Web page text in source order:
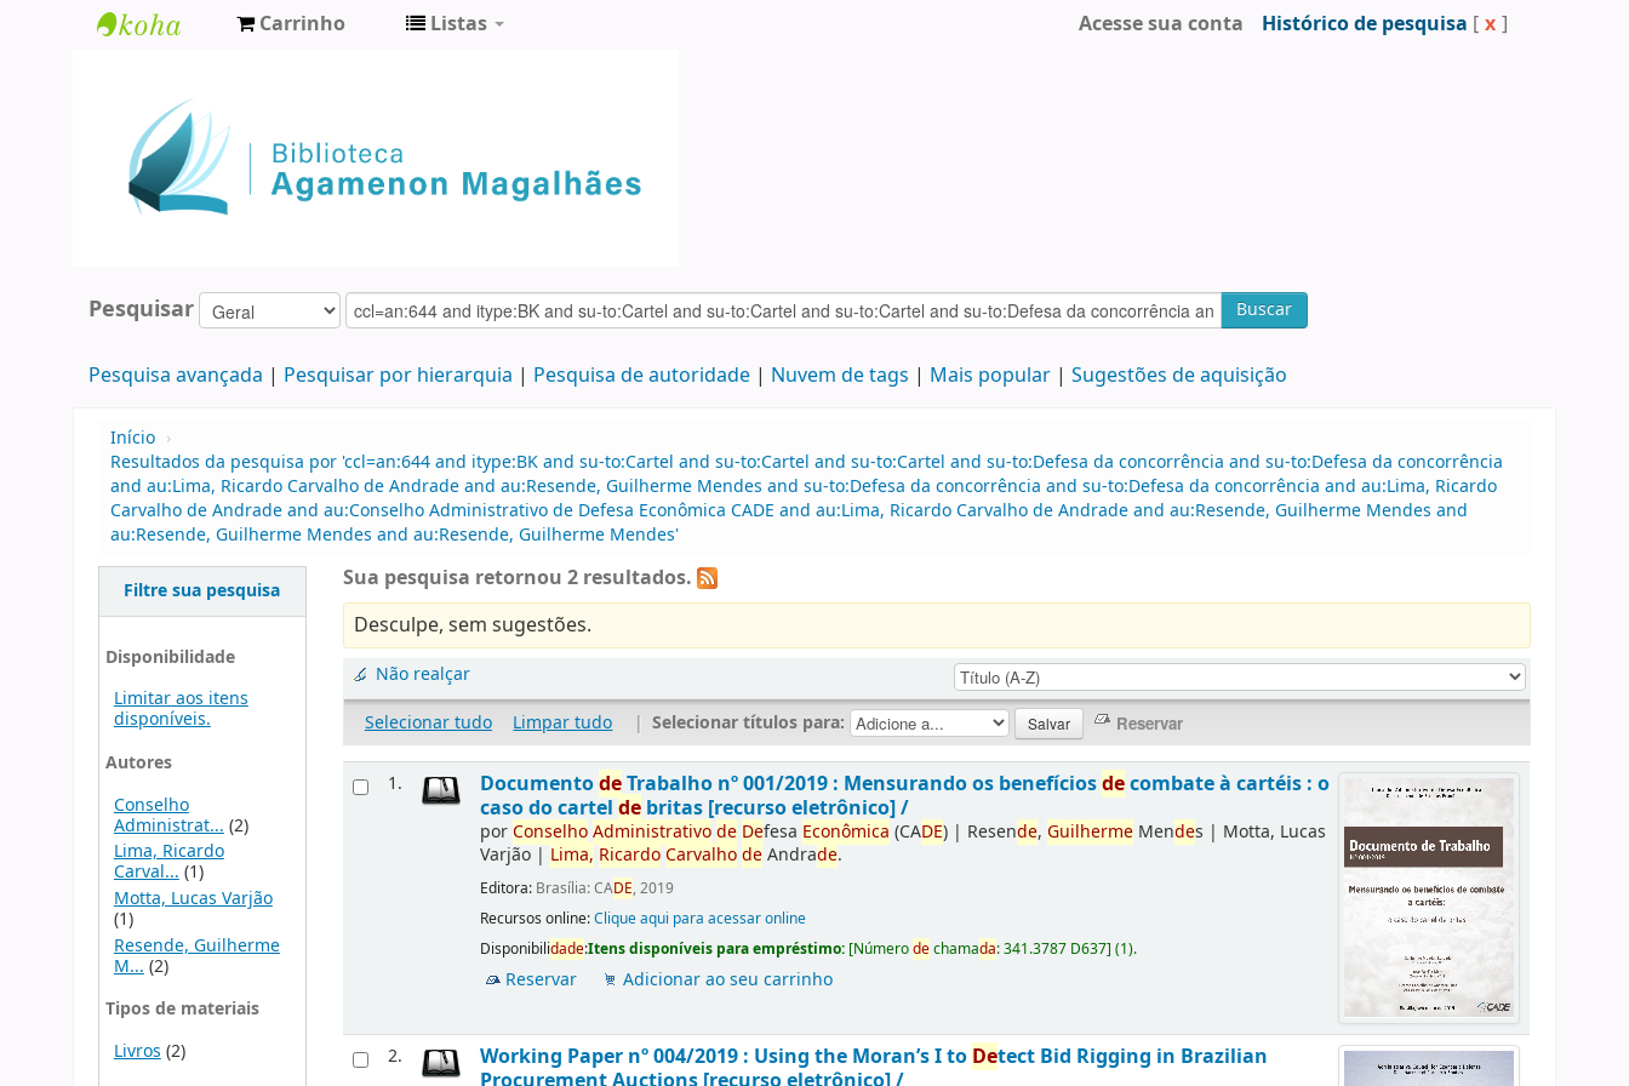
Agamenon
Magalhães
Carrinho Listas Acesse sua conta Histórico de pesquisa [ x ]
Pesquisar Buscar
Pesquisa avançada Pesquisar por hierarquia Pesquisa de autoridade Nuvem de tags Mais popular Sugestões de aquisição
Início ›
Resultados da pesquisa por 'ccl=an:644 and itype:BK and su-to:Cartel and su-to:Cartel and su-to:Cartel and su-to:Defesa da concorrência and su-to:Defesa da concorrência
and au:Lima, Ricardo Carvalho de Andrade and au:Resende, Guilherme Mendes and su-to:Defesa da concorrência and su-to:Defesa da concorrência and au:Lima, Ricardo
Carvalho de Andrade and au:Conselho Administrativo de Defesa Econômica CADE and au:Lima, Ricardo Carvalho de Andrade and au:Resende, Guilherme Mendes and
au:Resende, Guilherme Mendes and au:Resende, Guilherme Mendes'
Filtre sua pesquisa
Disponibilidade
Limitar aos itens
disponíveis.
Autores
Conselho
Administrat... (2)
Lima, Ricardo
Carval...(1)
Motta, Lucas Varjão
(1)
Resende, Guilherme
M... (2)
Tipos de materiais
Livros (2)
Sua pesquisa retornou 2 resultados.
Desculpe, sem sugestões.
Não realçar
Selecionar tudo
Limpar tudo | Selecionar títulos para:
1. DocumentodeTrabalho nº 001/2019 : Mensurando os benefíciosdecombate à cartéis : o
caso do cartelde britas [recurso eletrônico] /
porConselhoAdministrativode Defesa Econômica (CADE) | Resende,Guilherme Mendes | Motta, Lucas
Varjão | Lima, RicardoCarvalhodeAndrade.
Editora: Brasília: CADE, 2019
Recursos online:Clique aqui para acessar online
Disponibilidade:Itens disponíveis para empréstimo: [Númerodechamada:341.3787 D637](1).
Reservar Adicionar ao seu carrinho
2. Working Paper nº 004/2019 : Using the Moran’s I to Detect Bid Rigging in Brazilian